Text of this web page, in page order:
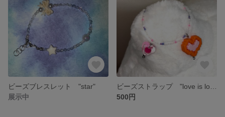
ビーズブレスレット "star"
展示中
500円